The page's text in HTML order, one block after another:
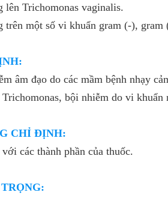
lên Trichomonas vaginalis.
trên một số vi khuẩn gram (-), gram
âm đạo do các mầm bệnh nhạy
Trichomonas, bội nhiễm do vi
CHỈ ĐỊNH:
các thành phần của thuốc.